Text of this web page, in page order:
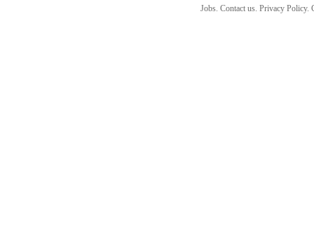
Jobs. Contact us. Privacy